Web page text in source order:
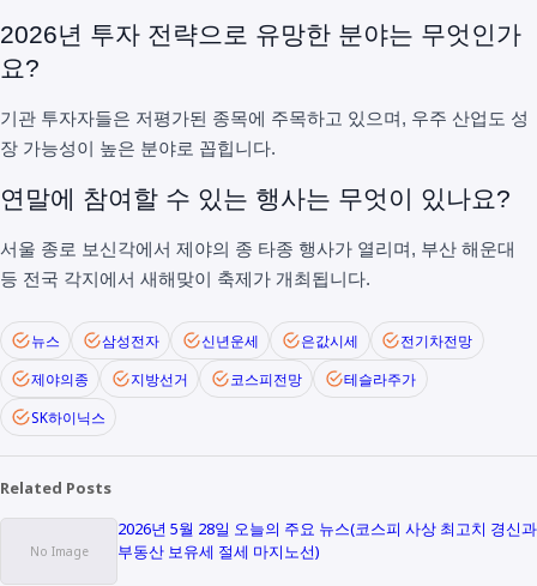
2026년 투자 전략으로 유망한 분야는 무엇인가
요?
기관 투자자들은 저평가된 종목에 주목하고 있으며, 우주 산업도 성
장 가능성이 높은 분야로 꼽힙니다.
연말에 참여할 수 있는 행사는 무엇이 있나요?
서울 종로 보신각에서 제야의 종 타종 행사가 열리며, 부산 해운대
등 전국 각지에서 새해맞이 축제가 개최됩니다.
뉴스 삼성전자 신년운세 은값시세
전기차전망
제야의종
지방선거 코스피전망
테슬라주가
SK하이닉스
Related Posts
2026년 5월 28일 오늘의 주요 뉴스(코스피 사상 최고치 경신과
부동산 보유세 절세 마지노선)